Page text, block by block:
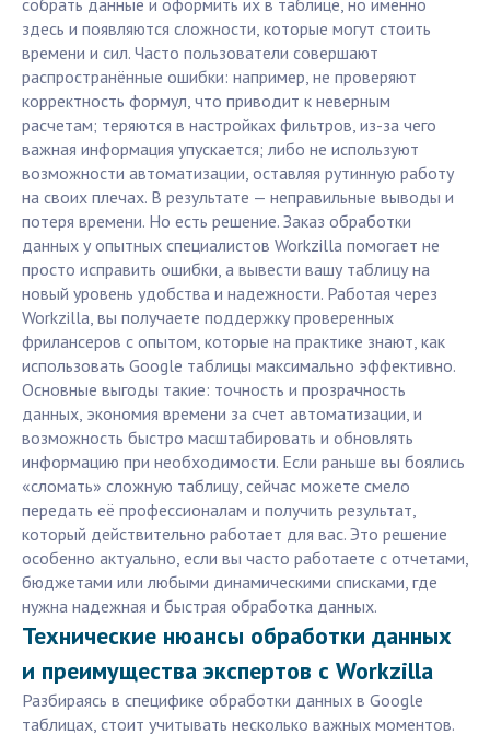
собрать данные и оформить их в таблице, но именно
здесь и появляются сложности, которые могут стоить
времени и сил. Часто пользователи совершают
распространённые ошибки: например, не проверяют
корректность формул, что приводит к неверным
расчетам; теряются в настройках фильтров, из-за чего
важная информация упускается; либо не используют
возможности автоматизации, оставляя рутинную работу
на своих плечах. В результате — неправильные выводы и
потеря времени. Но есть решение. Заказ обработки
данных у опытных специалистов Workzilla помогает не
просто исправить ошибки, а вывести вашу таблицу на
новый уровень удобства и надежности. Работая через
Workzilla, вы получаете поддержку проверенных
фрилансеров с опытом, которые на практике знают, как
использовать Google таблицы максимально эффективно.
Основные выгоды такие: точность и прозрачность
данных, экономия времени за счет автоматизации, и
возможность быстро масштабировать и обновлять
информацию при необходимости. Если раньше вы боялись
«сломать» сложную таблицу, сейчас можете смело
передать её профессионалам и получить результат,
который действительно работает для вас. Это решение
особенно актуально, если вы часто работаете с отчетами,
бюджетами или любыми динамическими списками, где
нужна надежная и быстрая обработка данных.
Технические нюансы обработки данных
и преимущества экспертов с Workzilla
Разбираясь в специфике обработки данных в Google
таблицах, стоит учитывать несколько важных моментов.